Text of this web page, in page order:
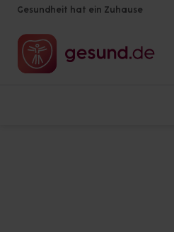
Gesundheit hat ein Zuhause